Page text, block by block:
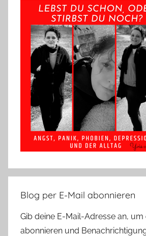
Blog per E-Mail abonnieren
Gib deine E-Mail-Adresse an,
abonnieren und